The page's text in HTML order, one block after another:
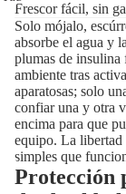
Frescor fácil, sin
Solo mójalo,
absorbe el agua y
plumas de insulina
ambiente tras
aparatosas; solo
confiar una y otra
encima para que
equipo. La libertad
simples que
Protección